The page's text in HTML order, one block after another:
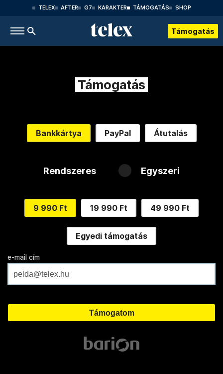
TELEX AFTER G7 KARAKTER TÁMOGATÁS SHOP
Támogatás
Támogatás
Bankkártya PayPal Átutalás
Rendszeres Egyszeri
9 990 Ft 19 990 Ft 49 990 Ft
Egyedi támogatás
e-mail cím